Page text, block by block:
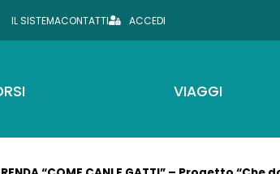
IL SISTEMACONTATTI ACCEDI
VIAGGI